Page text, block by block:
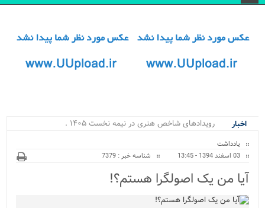
اخبار
رویدادهای شاخص هنری در نیمه نخست ۱۴۰۵ در ماز.
یادداشت
03 اسفند 1394 - 13:45
شناسه خبر : 7379
آیا من یک اصولگرا هستم؟!